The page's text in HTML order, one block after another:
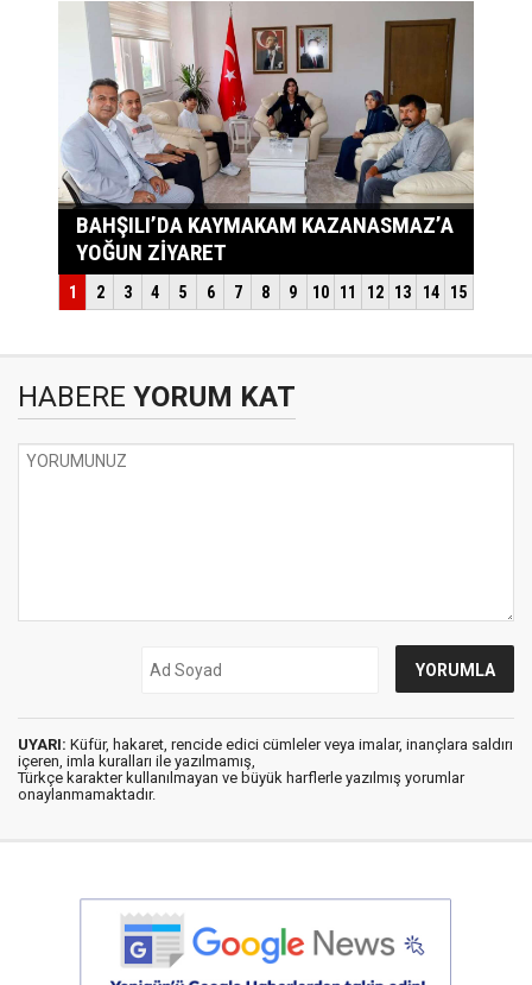
HABERE YORUM KAT
UYARI: Küfür, hakaret, rencide edici cümleler veya imalar, inançlara saldırı
içeren, imla kuralları ile yazılmamış,
Türkçe karakter kullanılmayan ve büyük harflerle yazılmış yorumlar
onaylanmamaktadır.